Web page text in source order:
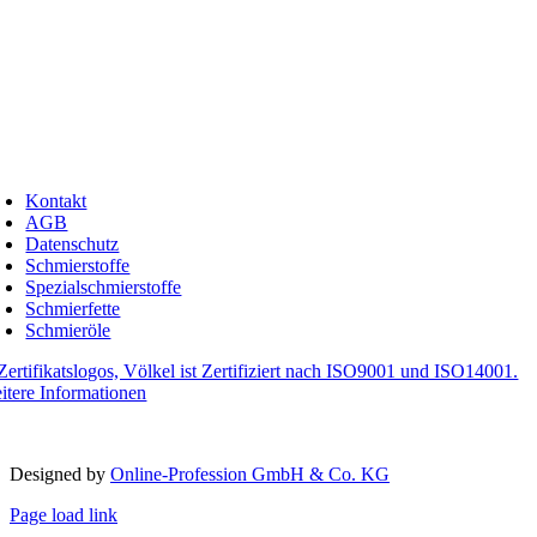
Kontakt
AGB
Datenschutz
Schmierstoffe
Spezialschmierstoffe
Schmierfette
Schmieröle
Informationen
Designed by­ Online-Profession GmbH & Co. KG
Page load link